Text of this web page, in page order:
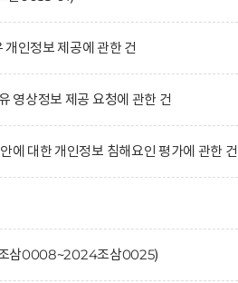
인정보 제공에 관한 건
영상정보 제공 요청에 관한 건
에 대한 개인정보 침해요인 평가에 관한 건
조삼0008~2024조삼0025)